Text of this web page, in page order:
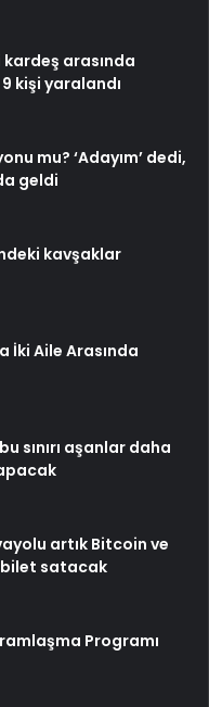
kardeş arasında
kişi yaralandı
mu? ‘Adayım’ dedi,
geldi
kavşaklar
İki Aile Arasında
sınırı aşanlar daha
artık Bitcoin ve
satacak
Programı